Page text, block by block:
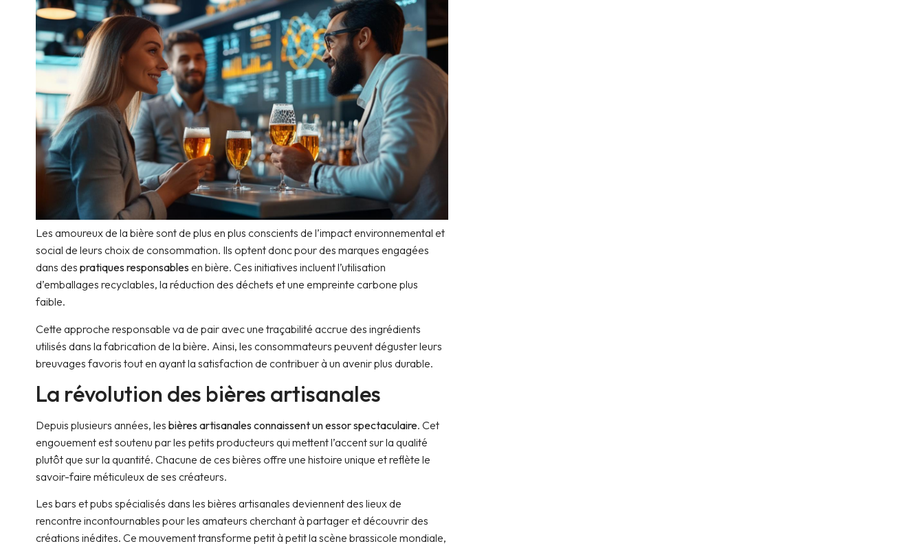
Les amoureux de la bière sont de plus en plus conscients de l’impact environnemental et
social de leurs choix de consommation. Ils optent donc pour des marques engagées
dans des pratiques responsables en bière. Ces initiatives incluent l’utilisation
d’emballages recyclables, la réduction des déchets et une empreinte carbone plus
faible.
Cette approche responsable va de pair avec une traçabilité accrue des ingrédients
utilisés dans la fabrication de la bière. Ainsi, les consommateurs peuvent déguster leurs
breuvages favoris tout en ayant la satisfaction de contribuer à un avenir plus durable.
La révolution des bières artisanales
Depuis plusieurs années, les bières artisanales connaissent un essor spectaculaire. Cet
engouement est soutenu par les petits producteurs qui mettent l’accent sur la qualité
plutôt que sur la quantité. Chacune de ces bières offre une histoire unique et reflète le
savoir-faire méticuleux de ses créateurs.
Les bars et pubs spécialisés dans les bières artisanales deviennent des lieux de
rencontre incontournables pour les amateurs cherchant à partager et découvrir des
créations inédites. Ce mouvement transforme petit à petit la scène brassicole mondiale,